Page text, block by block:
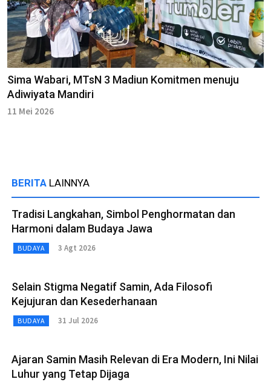
Sima Wabari, MTsN 3 Madiun Komitmen menuju
Adiwiyata Mandiri
11 Mei 2026
BERITA LAINNYA
Tradisi Langkahan, Simbol Penghormatan dan
Harmoni dalam Budaya Jawa
BUDAYA 3 Agt 2026
Selain Stigma Negatif Samin, Ada Filosofi
Kejujuran dan Kesederhanaan
BUDAYA 31 Jul 2026
Ajaran Samin Masih Relevan di Era Modern, Ini Nilai
Luhur yang Tetap Dijaga